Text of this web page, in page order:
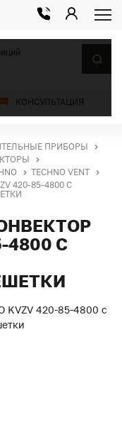
КОНСУЛЬТАЦИЯ
ПРИБОРЫ
TECHNO VENT
420-85-4800 С
4800 С